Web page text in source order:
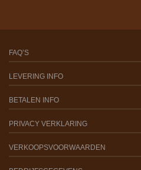
FAQ’S
LEVERING INFO
BETALEN INFO
PRIVACY VERKLARING
VERKOOPSVOORWAARDEN